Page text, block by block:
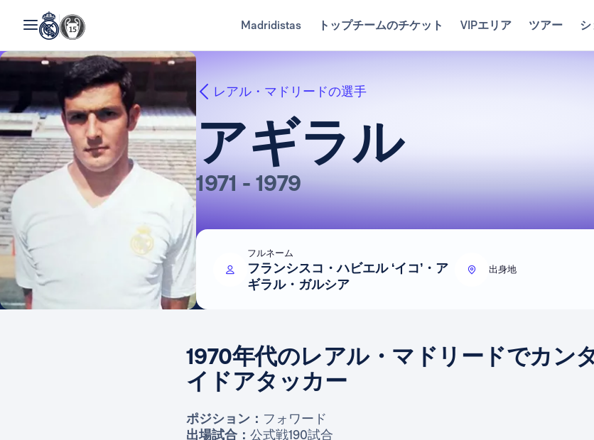
Madridistas トップチームのチケット VIPエリア ツアー シ
レアル・マドリードの選手
アギラル
1971 - 1979
フルネーム
フランシスコ・ハビエル ‘イコ’・ア
ギラル・ガルシア
出身地
1970年代のレアル・マドリードでカン
イドアタッカー
ポジション： フォワード
出場試合： 公式戦190試合